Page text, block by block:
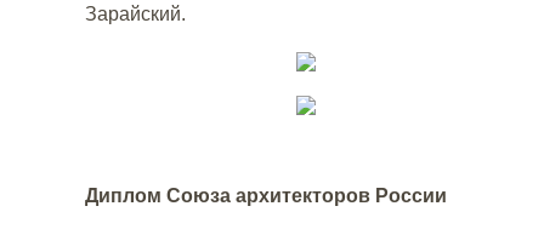
Зарайский.
Диплом Союза архитекторов России